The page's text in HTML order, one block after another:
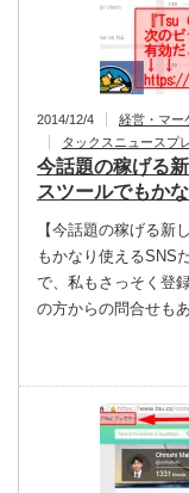
2014/12/4 経営・マー
タックスニュースプ
今話題の稼げる
スツールでもか
【今話題の稼げる新
もかなり使えるSNS
で、私もさっそく登
の方からの問合せも